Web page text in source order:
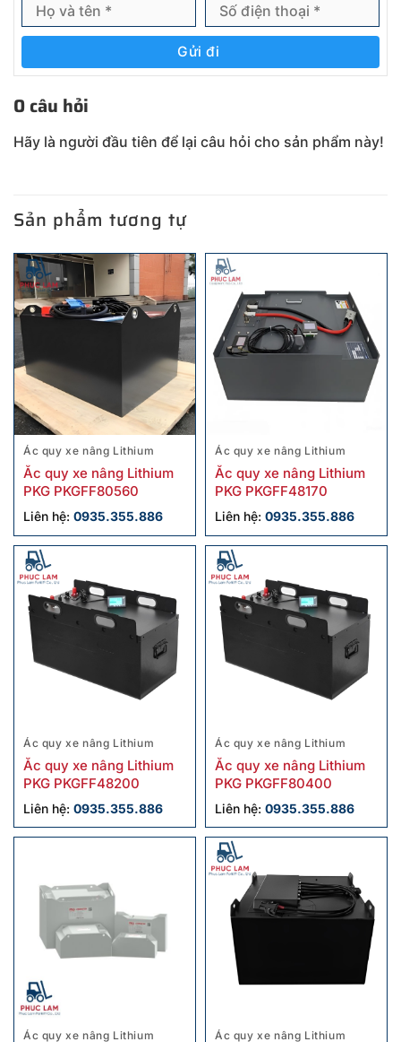
Gửi đi
0 câu hỏi
Hãy là người đầu tiên để lại câu hỏi cho sản phẩm này!
Sản phẩm tương tự
Ác quy xe nâng Lithium
Ắc quy xe nâng Lithium
PKG PKGFF80560
Liên hệ: 0935.355.886
Ác quy xe nâng Lithium
Ắc quy xe nâng Lithium
PKG PKGFF48170
Liên hệ: 0935.355.886
Ác quy xe nâng Lithium
Ắc quy xe nâng Lithium
PKG PKGFF48200
Liên hệ: 0935.355.886
Ác quy xe nâng Lithium
Ắc quy xe nâng Lithium
PKG PKGFF80400
Liên hệ: 0935.355.886
Ác quy xe nâng Lithium Ác quy xe nâng Lithium